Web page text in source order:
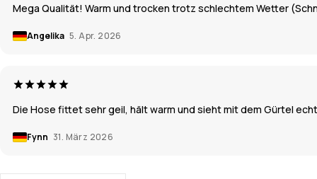
Mega Qualität! Warm und trocken trotz schlechtem Wetter
Angelika 5. Apr. 2026
Die Hose fittet sehr geil, hält warm und sieht mit dem Gürtel
Fynn 31. März 2026